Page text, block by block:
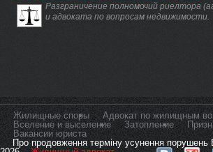
Разграничение полномочий риелтора
и адвоката по вопросам недвижимости.
Жилищные споры
Адвокат по жилищным
Вселение и выселение
Затопление
Вакансии юриста
Про продовження терміну усунення